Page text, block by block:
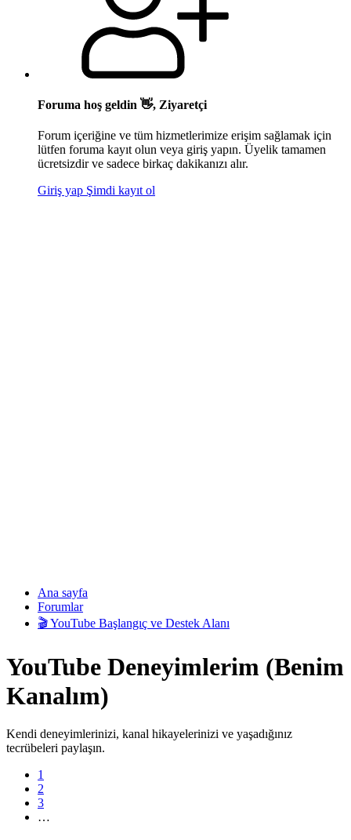
Foruma hoş geldin 👋, Ziyaretçi
Forum içeriğine ve tüm hizmetlerimize erişim sağlamak için
lütfen foruma kayıt olun veya giriş yapın. Üyelik tamamen
ücretsizdir ve sadece birkaç dakikanızı alır.
Giriş yap Şimdi kayıt ol
Ana sayfa
Forumlar
🎬 YouTube Başlangıç ve Destek Alanı
YouTube Deneyimlerim (Benim
Kanalım)
Kendi deneyimlerinizi, kanal hikayelerinizi ve yaşadığınız
tecrübeleri paylaşın.
1
2
3
…